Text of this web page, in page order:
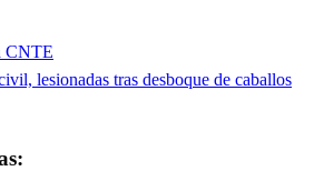
CNTE
lesionadas tras desboque de caballos